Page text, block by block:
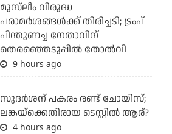
മുസ്‌ലീം വിരുദ്ധ
പരാമര്‍ശങ്ങള്‍ക്ക് തിരിച്ചടി; ട്രംപ്
പിന്തുണച്ച നേതാവിന്
തെരഞ്ഞെടുപ്പില്‍ തോല്‍വി
9 hours ago
സുദര്‍ശന് പകരം രണ്ട് ചോയിസ്;
ലങ്കയ്‌ക്കെതിരായ ടെസ്റ്റില്‍ ആര്?
4 hours ago